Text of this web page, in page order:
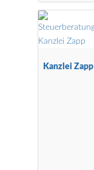
Kanzlei Zapp